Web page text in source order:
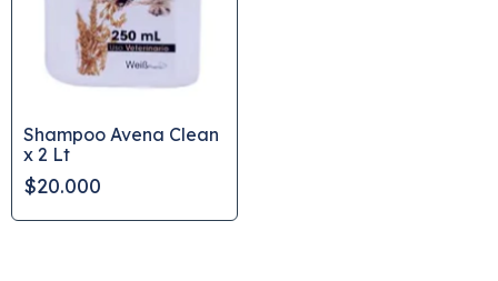
Shampoo Avena Clean
x 2 Lt
$20.000